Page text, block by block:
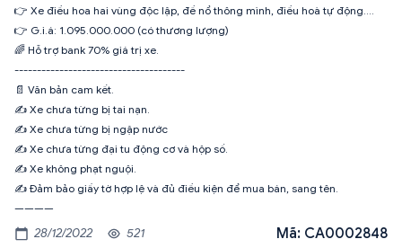
👉 Xe điều hoa hai vùng độc lập, đề nổ thông mình, điều hoà tự động….
👉 G.i.á: 1.095.000.000 (có thương lượng)
🌈 Hỗ trợ bank 70% giá trị xe.
--------------------------------------
📄 Văn bản cam kết.
✍️ Xe chưa từng bị tai nạn.
✍️ Xe chưa từng bị ngập nước
✍️ Xe chưa từng đại tu động cơ và hộp số.
✍️ Xe không phạt nguội.
✍️ Đảm bảo giấy tờ hợp lệ và đủ điều kiện để mua bán, sang tên.
————
28/12/2022 521 Mã: CA0002848